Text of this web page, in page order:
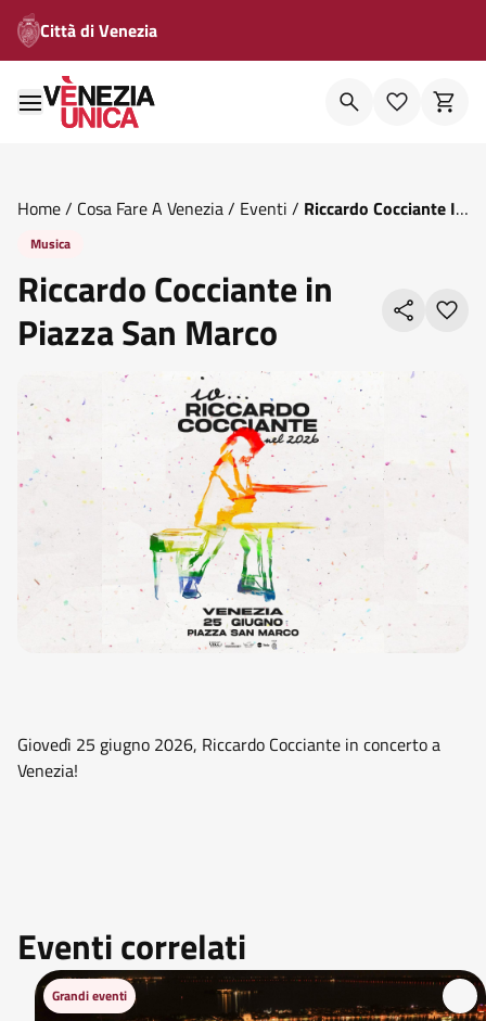
Città di Venezia
Home/ Cosa Fare A Venezia/ Eventi / Riccardo Cocciante In
Piazza San Marco
Musica
Riccardo Cocciante in
Piazza San Marco
Giovedì 25 giugno 2026, Riccardo Cocciante in concerto a
Venezia!
Eventi correlati
Grandi eventi